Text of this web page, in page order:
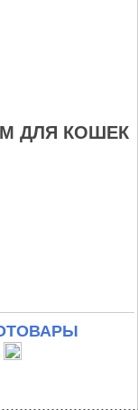
ДЛЯ КОШЕК